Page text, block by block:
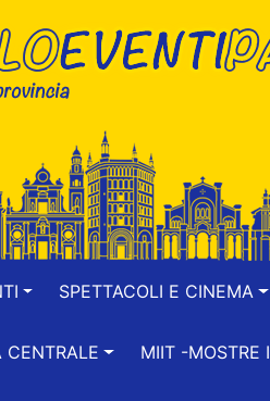
SPETTACOLI E CINEMA
CENTRALE MIIT -MOSTRE